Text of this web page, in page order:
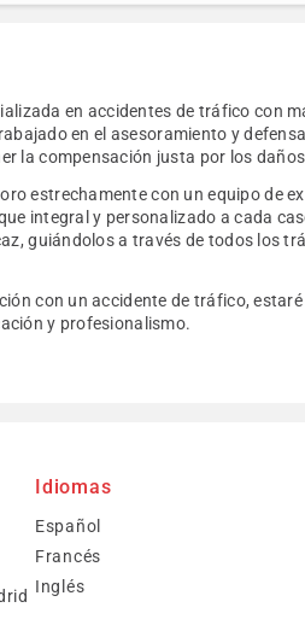
en accidentes de tráfico con
en el asesoramiento y
la compensación justa por los
estrechamente con un equipo de
integral y personalizado a cada
guiándolos a través de todos los
con un accidente de tráfico,
y profesionalismo.
Idiomas
Español
Francés
Inglés